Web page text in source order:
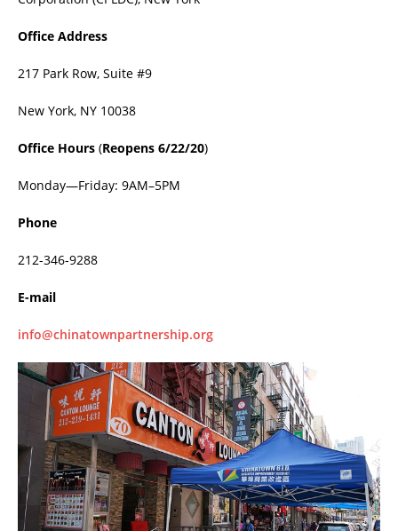
Office Address
217 Park Row, Suite #9
New York, NY 10038
Office Hours (Reopens 6/22/20)
Monday—Friday: 9AM–5PM
Phone
212-346-9288
E-mail
info@chinatownpartnership.org